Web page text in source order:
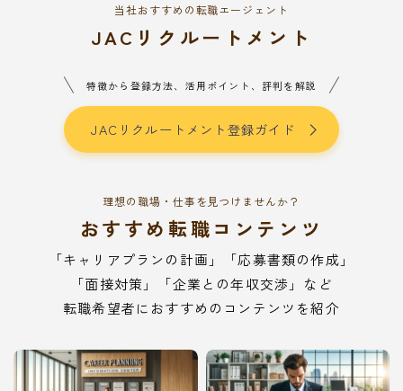
当社おすすめの転職エージェント
JACリクルートメント
特徴から登録方法、活用ポイント、評判を解説
JACリクルートメント登録ガイド
理想の職場・仕事を見つけませんか？
おすすめ転職コンテンツ
「キャリアプランの計画」「応募書類の作成」
「面接対策」「企業との年収交渉」など
転職希望者におすすめのコンテンツを紹介